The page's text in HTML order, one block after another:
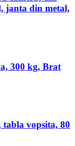
janta din metal,
300 kg, Brat
vopsita, 80